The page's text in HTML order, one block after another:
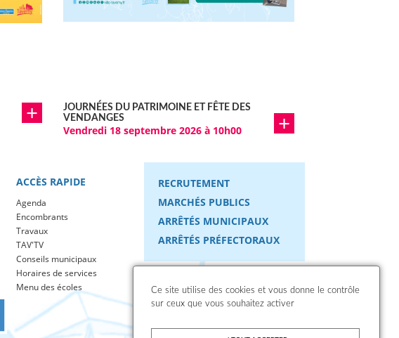
JOURNÉES DU PATRIMOINE ET FÊTE DES
VENDANGES
Vendredi 18 septembre 2026 à 10h00
ACCÈS RAPIDE
Agenda
Encombrants
Travaux
TAV'TV
Conseils municipaux
Horaires de services
Menu des écoles
RECRUTEMENT
MARCHÉS PUBLICS
ARRÊTÉS MUNICIPAUX
ARRÊTÉS PRÉFECTORAUX
Contactez-nous
personnelles
Ce site utilise des cookies et vous donne le contrôle
sur ceux que vous souhaitez activer